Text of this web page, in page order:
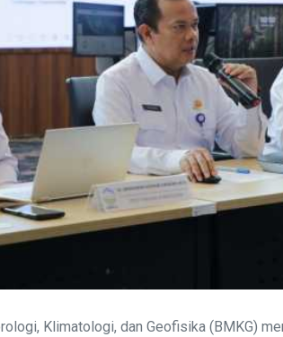
Klimatologi, dan Geofisika (BMKG)